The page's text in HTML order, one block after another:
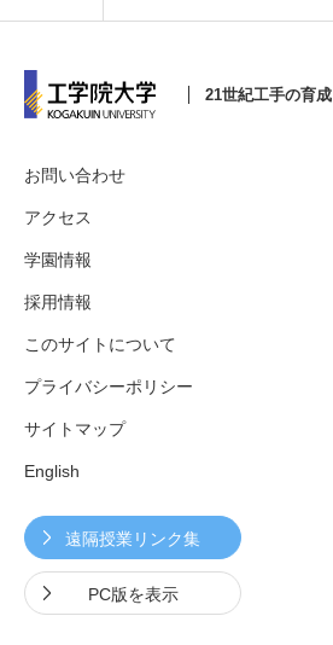
4. 航空理工学専攻特設サイト
6. 寄付・ご支援
21世紀工手の育成
お問い合わせ
アクセス
学園情報
採用情報
このサイトについて
プライバシーポリシー
サイトマップ
English
遠隔授業リンク集
PC版を表示